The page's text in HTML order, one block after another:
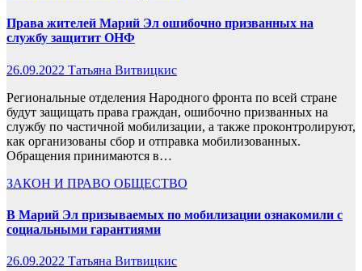
Права жителей Марий Эл ошибочно призванных на
службу защитит ОНФ
26.09.2022 Татьяна Витвицкис
Региональные отделения Народного фронта по всей стране
будут защищать права граждан, ошибочно призванных на
службу по частичной мобилизации, а также проконтролируют,
как организованы сбор и отправка мобилизованных.
Обращения принимаются в…
ЗАКОН И ПРАВО ОБЩЕСТВО
В Марий Эл призываемых по мобилизации ознакомили с
социальными гарантиями
26.09.2022 Татьяна Витвицкис